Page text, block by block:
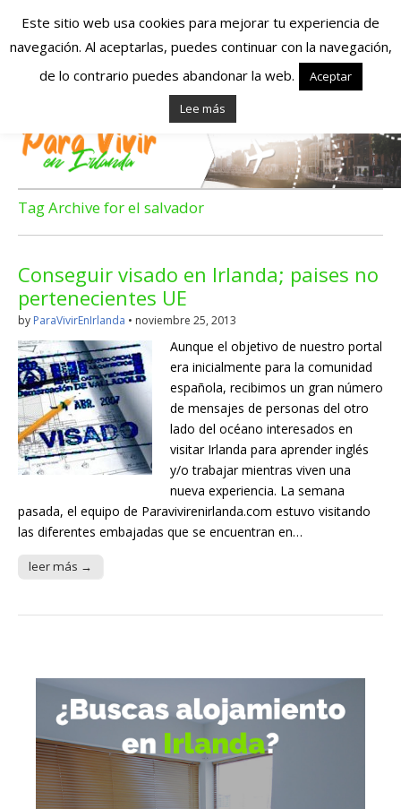
Españoles en
Irlanda – Vivir en
Irlanda – Trabajo
en Irlanda –
Alojamiento en
Irlanda
Blog dedicado a los que viven, estudian y trabajan en
Irlanda!
Tag Archive for el salvador
Conseguir visado en Irlanda; paises no
pertenecientes UE
by ParaVivirEnIrlanda • noviembre 25, 2013
Aunque el objetivo de nuestro portal
era inicialmente para la comunidad
española, recibimos un gran número
de mensajes de personas del otro
lado del océano interesados en
visitar Irlanda para aprender inglés
y/o trabajar mientras viven una
nueva experiencia. La semana
pasada, el equipo de Paravivirenirlanda.com estuvo visitando
las diferentes embajadas que se encuentran en…
leer más →
Este sitio web usa cookies para mejorar tu experiencia de
navegación. Al aceptarlas, puedes continuar con la navegación,
de lo contrario puedes abandonar la web.
Aceptar
Lee más